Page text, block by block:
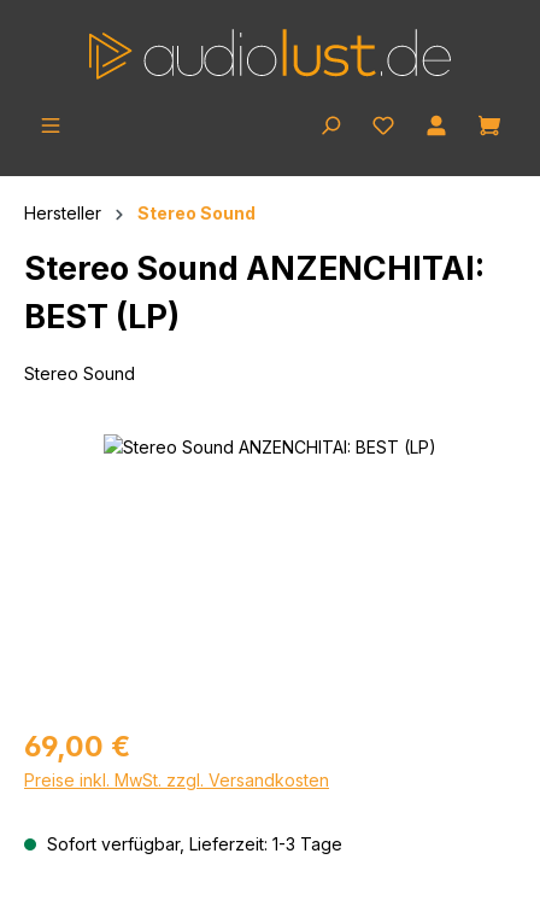
Hersteller Stereo Sound
Stereo Sound ANZENCHITAI:
BEST (LP)
Stereo Sound
Bildergalerie überspringen
Regulärer Preis:
69,00 €
Preise inkl. MwSt. zzgl. Versandkosten
Sofort verfügbar, Lieferzeit: 1-3 Tage